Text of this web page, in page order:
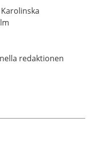
Karolinska
redaktionen